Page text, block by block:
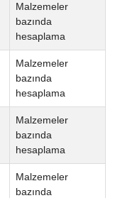
Malzemeler
bazında
hesaplama
Malzemeler
bazında
hesaplama
Malzemeler
bazında
hesaplama
Malzemeler
bazında